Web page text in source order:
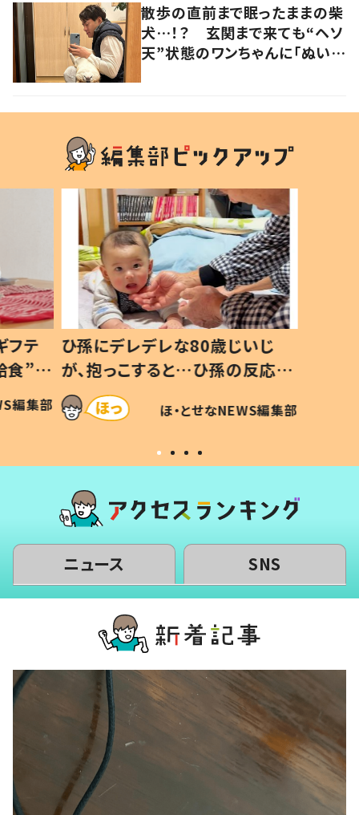
散歩の直前まで眠ったままの柴
犬…！？ 玄関まで来ても“ヘソ
天”状態のワンちゃんに「ぬいぐ
フテ
食”を
の親
編集部
ひ孫にデレデレな80歳じいじ
が、抱っこすると…ひ孫の反応に
「涙が出ました」「可愛くて仕方な
い」
ほ・とせなNEWS編集部
ニュース SNS